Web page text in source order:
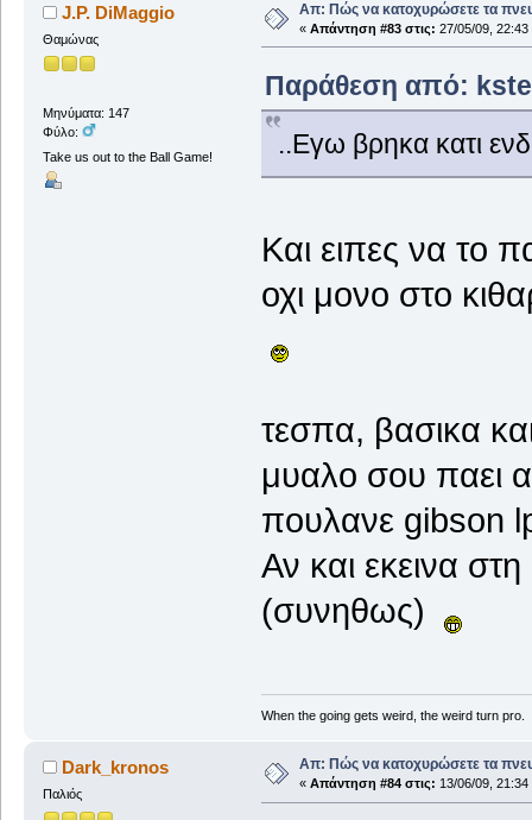
J.P. DiMaggio
Θαμώνας
Μηνύματα: 147
Φύλο:
Take us out to the Ball Game!
Απ: Πώς να κατοχυρώσετε τα
« Απάντηση #83 στις: 27/05/09, 22:43
Παράθεση από:
..Εγω βρηκα κατι
Και ειπες να το
οχι μονο στο
τεσπα, βασικα
μυαλο σου παει
πουλανε gibson
Αν και εκεινα
(συνηθως)
When the going gets weird, the weird turn pro.
Dark_kronos
Παλιός
Απ: Πώς να κατοχυρώσετε τα
« Απάντηση #84 στις: 13/06/09, 21:34